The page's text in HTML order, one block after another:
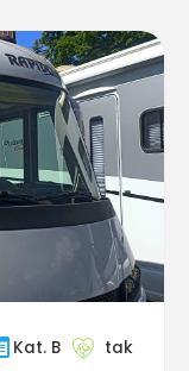
Kat. B tak